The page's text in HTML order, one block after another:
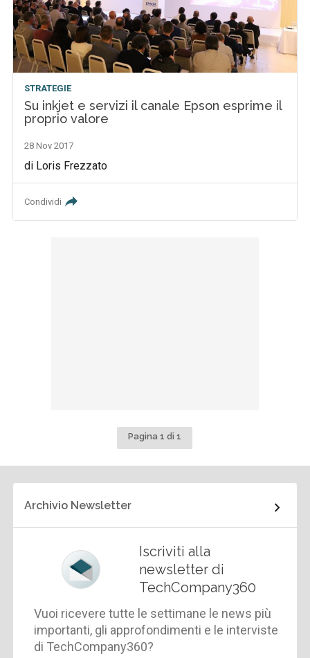
STRATEGIE
Su inkjet e servizi il canale Epson esprime il
proprio valore
28 Nov 2017
di Loris Frezzato
Condividi
Pagina 1 di 1
Archivio Newsletter
Iscriviti alla
newsletter di
TechCompany360
Vuoi ricevere tutte le settimane le news più
importanti, gli approfondimenti e le interviste
di TechCompany360?